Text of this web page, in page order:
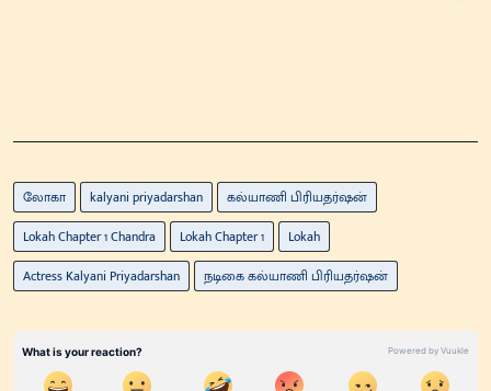
லோகா kalyani priyadarshan
கல்யாணி பிரியதர்ஷன்
Lokah Chapter 1 Chandra
Lokah Chapter 1
Lokah
Actress Kalyani Priyadarshan
நடிகை கல்யாணி பிரியதர்ஷன்